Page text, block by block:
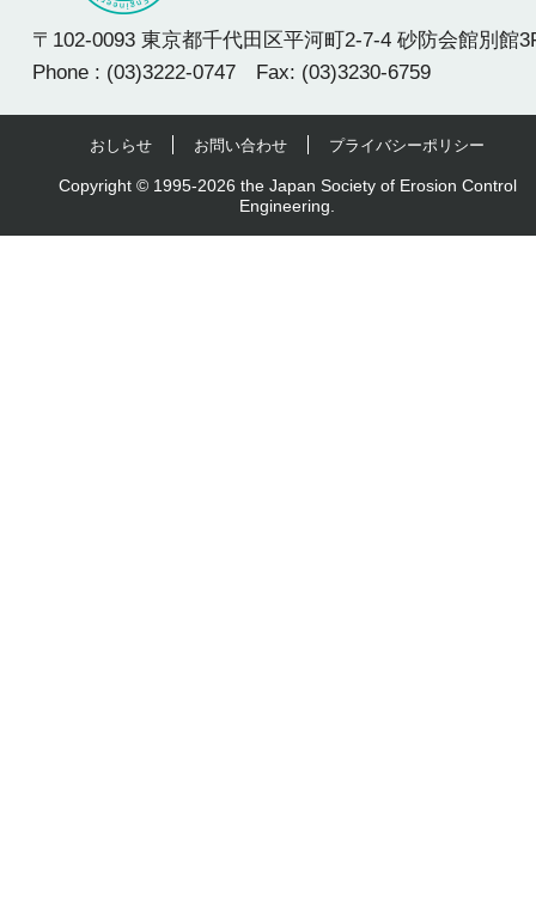
〒102-0093 東京都千代田区平河町2-7-4 砂防会館別館
Phone : (03)3222-0747 Fax: (03)3230-6759
おしらせ お問い合わせ プライバシーポリシー
Copyright © 1995-2026 the Japan Society of Erosion Control
Engineering.